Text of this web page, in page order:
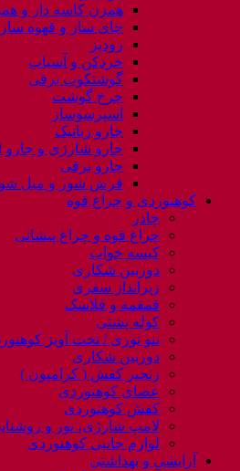
همزن کاسه دار و
چای ساز و قهوه ساز
زودپز
خردکن و آسیاب
گوشتکوب برقی
چرخ گوشت
اسپرسوساز
جارو رباتیک
جارو شارژی و جارو
جارو برقی
فرش شور و مبل
کوهنوردی و چراغ قوه
چادر
چراغ قوه و چراغ پیشانی
کیسه خواب
دوربین شکاری
زیرانداز سفری
قمقمه و فلاسک
کوله پشتی
ننو توری / تخت آویز
دوربین شکاری
زنجیر کفش ( کرامپون )
عصای کوهنوردی
کفش کوهنوردی
لامپ شارژی، نور و
لوازم جانبی کوهنوردی
آرایشی و بهداشتی